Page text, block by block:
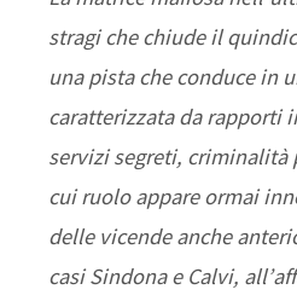
stragi che chiude il
una pista che conduce in
caratterizzata da rapporti
servizi segreti, criminalità
cui ruolo appare ormai
delle vicende anche
casi Sindona e Calvi,